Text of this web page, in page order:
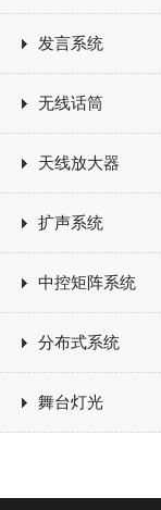
发言系统
无线话筒
天线放大器
扩声系统
中控矩阵系统
分布式系统
舞台灯光